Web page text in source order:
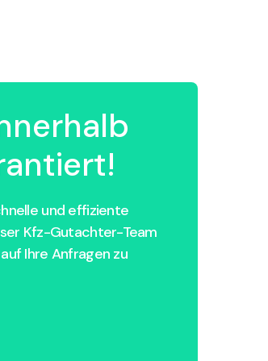
und effiziente
Kfz-Gutachter-Team
Ihre Anfragen zu